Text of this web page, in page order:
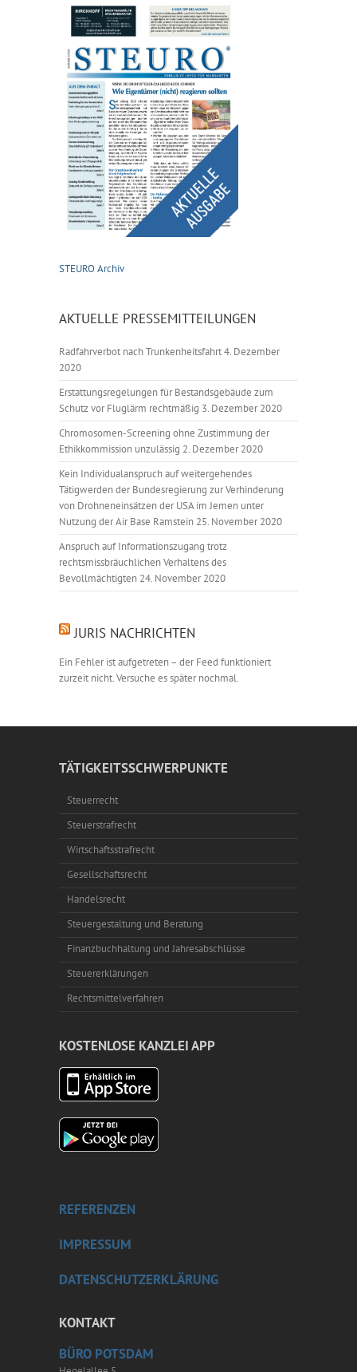
STEURO Archiv
AKTUELLE PRESSEMITTEILUNGEN
Radfahrverbot nach Trunkenheitsfahrt4. Dezember
2020
Erstattungsregelungen für Bestandsgebäude zum
Schutz vor Fluglärm rechtmäßig 3. Dezember 2020
Chromosomen-Screening ohne Zustimmung der
Ethikkommission unzulässig 2. Dezember 2020
Kein Individualanspruch auf weitergehendes
Tätigwerden der Bundesregierung zur Verhinderung
von Drohneneinsätzen der USA im Jemen unter
Nutzung der Air Base Ramstein 25. November 2020
Anspruch auf Informationszugang trotz
rechtsmissbräuchlichen Verhaltens des
Bevollmächtigten 24. November 2020
JURIS NACHRICHTEN
Ein Fehler ist aufgetreten – der Feed funktioniert
zurzeit nicht. Versuche es später nochmal.
TÄTIGKEITSSCHWERPUNKTE
Steuerrecht
Steuerstrafrecht
Wirtschaftsstrafrecht
Gesellschaftsrecht
Handelsrecht
Steuergestaltung und Beratung
Finanzbuchhaltung und Jahresabschlüsse
Steuererklärungen
Rechtsmittelverfahren
KOSTENLOSE KANZLEI APP
REFERENZEN
IMPRESSUM
DATENSCHUTZERKLÄRUNG
KONTAKT
BÜRO POTSDAM